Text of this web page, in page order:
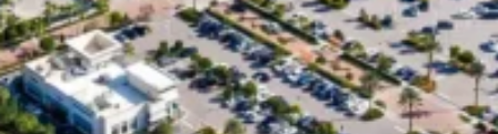
secteurs de la vente
au détail, du